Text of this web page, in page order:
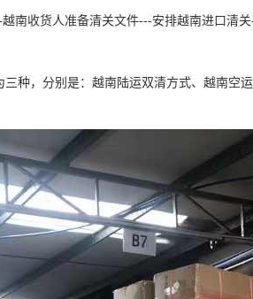
南收货人准备清关文件---安排越南进口清
种，分别是：越南陆运双清方式、越南空